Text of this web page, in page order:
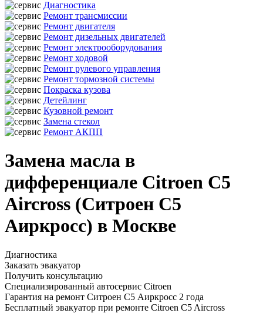
Диагностика
Ремонт трансмиссии
Ремонт двигателя
Ремонт дизельных двигателей
Ремонт электрооборудования
Ремонт ходовой
Ремонт рулевого управления
Ремонт тормозной системы
Покраска кузова
Детейлинг
Кузовной ремонт
Замена стекол
Ремонт АКПП
Замена масла в
дифференциале Citroen C5
Aircross (Ситроен С5
Аиркросс) в Москве
Диагностика
Заказать эвакуатор
Получить консультацию
Специализированный автосервис Citroen
Гарантия на ремонт Ситроен С5 Аиркросс 2 года
Бесплатный эвакуатор при ремонте Citroen C5 Aircross